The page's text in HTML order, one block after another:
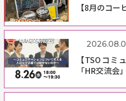
【8月のコー
【TSOコミ
「HR交流会」